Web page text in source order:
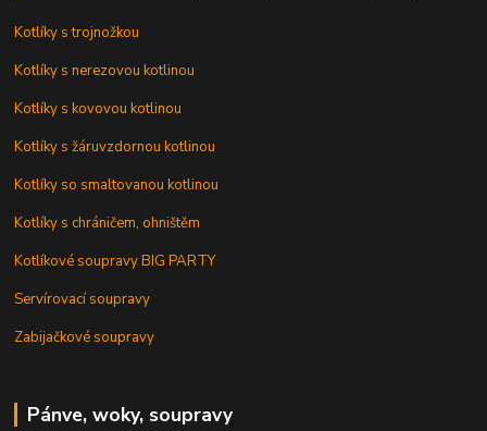
Kotlíky s trojnožkou
Kotlíky s nerezovou kotlinou
Kotlíky s kovovou kotlinou
Kotlíky s žáruvzdornou kotlinou
Kotlíky so smaltovanou kotlinou
Kotlíky s chráničem, ohništěm
Kotlíkové soupravy BIG PARTY
Servírovací soupravy
Zabijačkové soupravy
Pánve, woky, soupravy